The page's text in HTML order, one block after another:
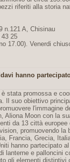
riferiti alla storia
n.121 A, Chisinau
43 25
17.00). Venerdi
hanno
stata promossa e
Il suo obiettivo
l'immagine
Aliona Moon con la
da 13 città
promuovendo la
Francia, Grecia,
hanno partecipato
lanterne e palloncini
gli elementi distintivi